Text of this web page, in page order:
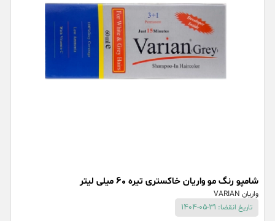
شامپو رنگ مو واریان خاکستری تیره 60 میلی لیتر
واریان VARIAN
تاریخ انقضا: 31-05-1404